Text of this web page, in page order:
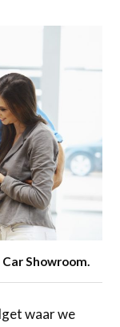
Showroom.
waar we